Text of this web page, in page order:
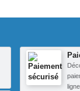
ligne.